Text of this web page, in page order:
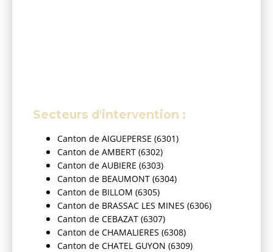
Secteurs d'intervention :
Canton de AIGUEPERSE (6301)
Canton de AMBERT (6302)
Canton de AUBIERE (6303)
Canton de BEAUMONT (6304)
Canton de BILLOM (6305)
Canton de BRASSAC LES MINES (6306)
Canton de CEBAZAT (6307)
Canton de CHAMALIERES (6308)
Canton de CHATEL GUYON (6309)